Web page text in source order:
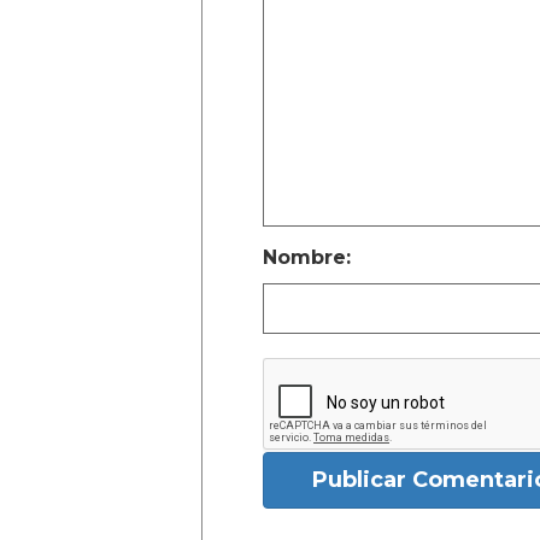
Nombre:
Publicar